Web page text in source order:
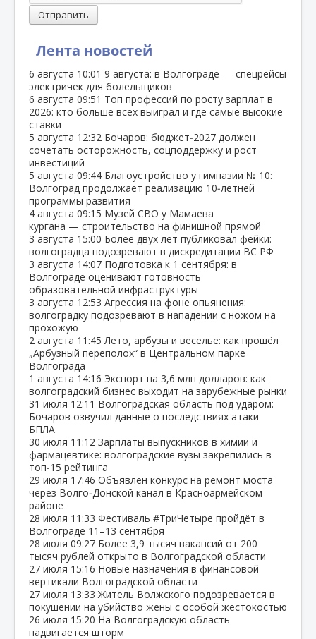
Лента новостей
6 августа 10:01 9 августа: в Волгограде — спецрейсы
электричек для болельщиков
6 августа 09:51 Топ профессий по росту зарплат в
2026: кто больше всех выиграл и где самые высокие
ставки
5 августа 12:32 Бочаров: бюджет‑2027 должен
сочетать осторожность, соцподдержку и рост
инвестиций
5 августа 09:44 Благоустройство у гимназии № 10:
Волгоград продолжает реализацию 10‑летней
программы развития
4 августа 09:15 Музей СВО у Мамаева
кургана — строительство на финишной прямой
3 августа 15:00 Более двух лет публиковал фейки:
волгоградца подозревают в дискредитации ВС РФ
3 августа 14:07 Подготовка к 1 сентября: в
Волгограде оценивают готовность
образовательной инфраструктуры
3 августа 12:53 Агрессия на фоне опьянения:
волгоградку подозревают в нападении с ножом на
прохожую
2 августа 11:45 Лето, арбузы и веселье: как прошёл
„Арбузный переполох“ в Центральном парке
Волгограда
1 августа 14:16 Экспорт на 3,6 млн долларов: как
волгоградский бизнес выходит на зарубежные рынки
31 июля 12:11 Волгоградская область под ударом:
Бочаров озвучил данные о последствиях атаки
БПЛА
30 июля 11:12 Зарплаты выпускников в химии и
фармацевтике: волгоградские вузы закрепились в
топ‑15 рейтинга
29 июля 17:46 Объявлен конкурс на ремонт моста
через Волго‑Донской канал в Красноармейском
районе
28 июля 11:33 Фестиваль #ТриЧетыре пройдёт в
Волгограде 11–13 сентября
28 июля 09:27 Более 3,9 тысяч вакансий от 200
тысяч рублей открыто в Волгоградской области
27 июля 15:16 Новые назначения в финансовой
вертикали Волгоградской области
27 июля 13:33 Житель Волжского подозревается в
покушении на убийство жены с особой жестокостью
26 июля 15:20 На Волгоградскую область
надвигается шторм
Отправить